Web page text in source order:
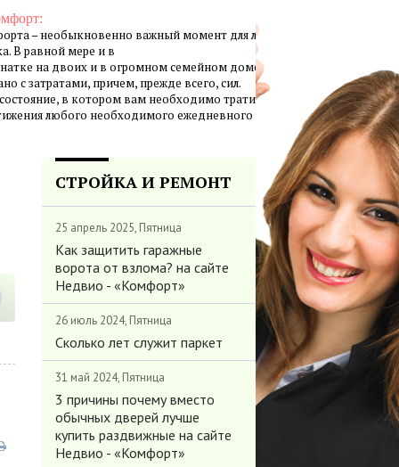
– необыкновенно важный момент для личной жизни
В равной мере и в
на двоих и в огромном семейном доме создание
с затратами, причем, прежде всего, сил.
в котором вам необходимо тратить минимум
любого необходимого ежедневного результата.
СТРОЙКА И РЕМОНТ
25 апрель 2025, Пятница
Как защитить гаражные
ворота от взлома? на сайте
Недвио - «Комфорт»
26 июль 2024, Пятница
Сколько лет служит паркет
31 май 2024, Пятница
3 причины почему вместо
обычных дверей лучше
купить раздвижные на сайте
Недвио - «Комфорт»